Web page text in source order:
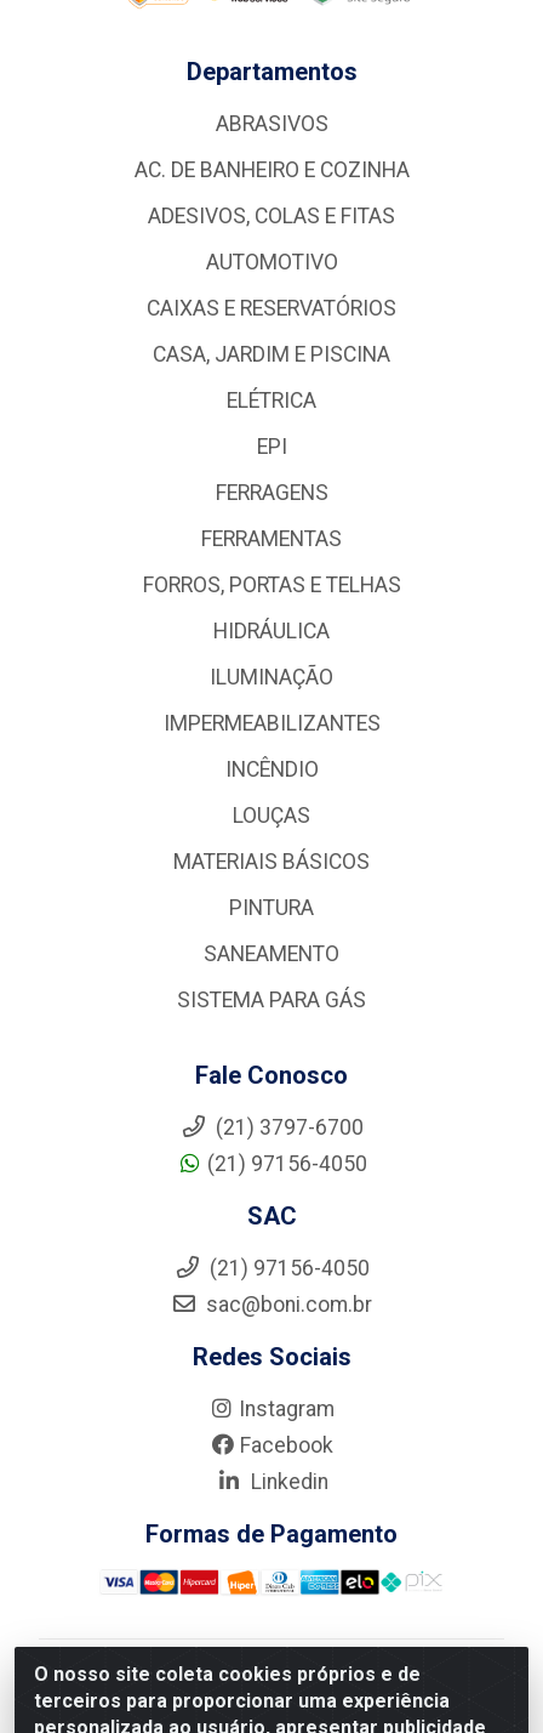
O nosso site coleta cookies próprios e de
terceiros para proporcionar uma experiência
personalizada ao usuário, apresentar publicidade
Departamentos
ABRASIVOS
AC. DE BANHEIRO E COZINHA
ADESIVOS, COLAS E FITAS
AUTOMOTIVO
CAIXAS E RESERVATÓRIOS
CASA, JARDIM E PISCINA
ELÉTRICA
EPI
FERRAGENS
FERRAMENTAS
FORROS, PORTAS E TELHAS
HIDRÁULICA
ILUMINAÇÃO
IMPERMEABILIZANTES
INCÊNDIO
LOUÇAS
MATERIAIS BÁSICOS
PINTURA
SANEAMENTO
SISTEMA PARA GÁS
Fale Conosco
(21) 3797-6700
(21) 97156-4050
SAC
(21) 97156-4050
sac@boni.com.br
Redes Sociais
Instagram
Facebook
Linkedin
Formas de Pagamento
Nova Boni Distribuidora de Material de Construção LTDA
- Rua Alice Tibiriçá, 330 - Vila Da Penha, Rio de
Janeiro/RJ - CEP: 21.210-110 - CNPJ: 11.003.135/0001-